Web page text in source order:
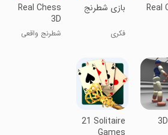
Real بازی شطرنج
فکری
Real Chess
3D
شطرنج واقعی
21 Solitaire
Games